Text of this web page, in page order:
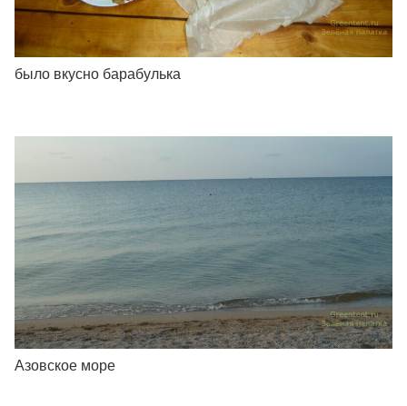
было вкусно барабулька
Азовское море